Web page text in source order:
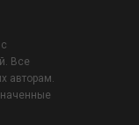
Все
авторам.